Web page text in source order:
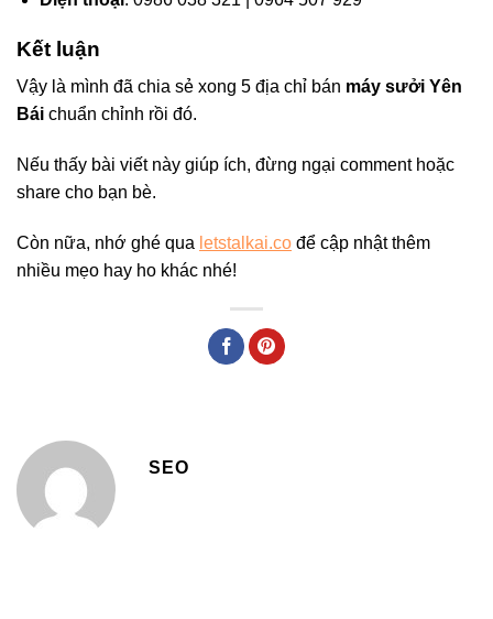
Kết luận
Vậy là mình đã chia sẻ xong 5 địa chỉ bán máy sưởi Yên
Bái chuẩn chỉnh rồi đó.
Nếu thấy bài viết này giúp ích, đừng ngại comment hoặc
share cho bạn bè.
Còn nữa, nhớ ghé qua letstalkai.co để cập nhật thêm
nhiều mẹo hay ho khác nhé!
SEO